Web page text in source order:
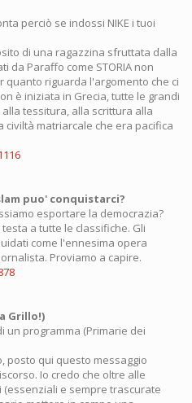
perciò se indossi NIKE i tuoi
di una ragazzina sfruttata dalla
da Paraffo come STORIA non
quanto riguarda l'argomento che ci
è iniziata in Grecia, tutte le grandi
tessitura, alla scrittura alla
civiltà matriarcale che era pacifica
puo' conquistarci?
esportare la democrazia?
a tutte le classifiche. Gli
come l'ennesima opera
Proviamo a capire.
Grillo!)
un programma (Primarie dei
posto qui questo messaggio
Io credo che oltre alle
e sempre trascurate